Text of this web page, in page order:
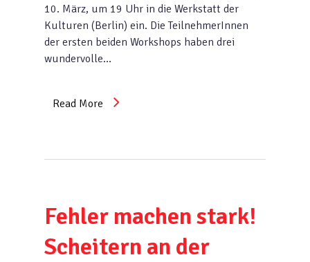
10. März, um 19 Uhr in die Werkstatt der
Kulturen (Berlin) ein. Die TeilnehmerInnen
der ersten beiden Workshops haben drei
wundervolle…
Read More
Fehler machen stark!
Scheitern an der